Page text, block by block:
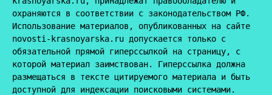
охраняются в соответствии с законодательством РФ.
Использование материалов, опубликованных на сайте
novosti-krasnoyarska.ru допускается только с
обязательной прямой гиперссылкой на страницу, с
которой материал заимствован. Гиперссылка должна
размещаться в тексте цитируемого материала и быть
доступной для индексации поисковыми системами.